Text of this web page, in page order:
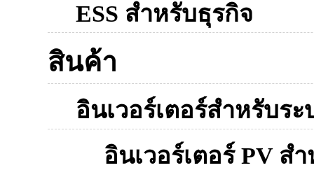
ESS สำหรับธุรกิจ
สินค้า
อินเวอร์เตอร์สำหรับร
อินเวอร์เตอร์ PV ส